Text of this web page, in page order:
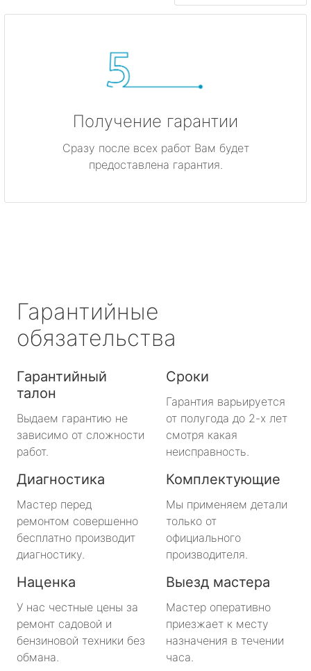
Получение гарантии
Сразу после всех работ Вам будет
предоставлена гарантия.
Гарантийные
обязательства
Гарантийный
талон
Выдаем гарантию не
зависимо от сложности
работ.
Сроки
Гарантия варьируется
от полугода до 2-х лет
смотря какая
неисправность.
Диагностика
Мастер перед
ремонтом совершенно
бесплатно производит
диагностику.
Комплектующие
Мы применяем детали
только от
официального
производителя.
Наценка
У нас честные цены за
ремонт садовой и
бензиновой техники без
обмана.
Выезд мастера
Мастер оперативно
приезжает к месту
назначения в течении
часа.